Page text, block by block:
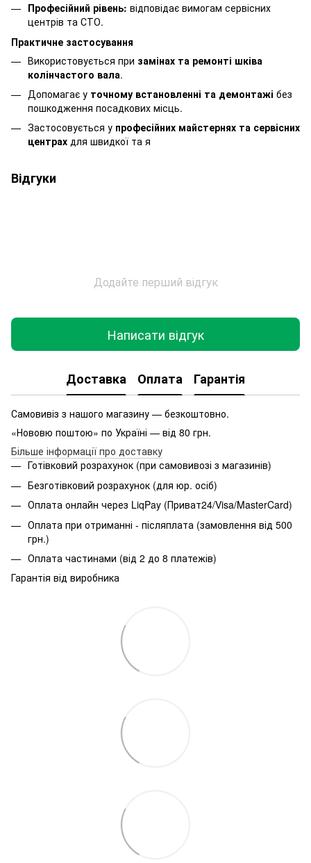
Професійний рівень: відповідає вимогам сервісних
центрів та СТО.
Практичне застосування
Використовується при замінах та ремонті шківа
колінчастого вала.
Допомагає у точному встановленні та демонтажі без
пошкодження посадкових місць.
Застосовується у професійних майстернях та сервісних
центрах для швидкої та я
Відгуки
Додайте перший відгук
Написати відгук
Доставка Оплата Гарантія
Самовивіз з нашого магазину — безкоштовно.
«Нововю поштою» по Україні — від 80 грн.
Більше інформації про доставку
Готівковий розрахунок (при самовивозі з магазинів)
Безготівковий розрахунок (для юр. осіб)
Оплата онлайн через LiqPay (Приват24/Visa/MasterCard)
Оплата при отриманні - післяплата (замовлення від 500
грн.)
Оплата частинами (від 2 до 8 платежів)
Гарантія від виробника